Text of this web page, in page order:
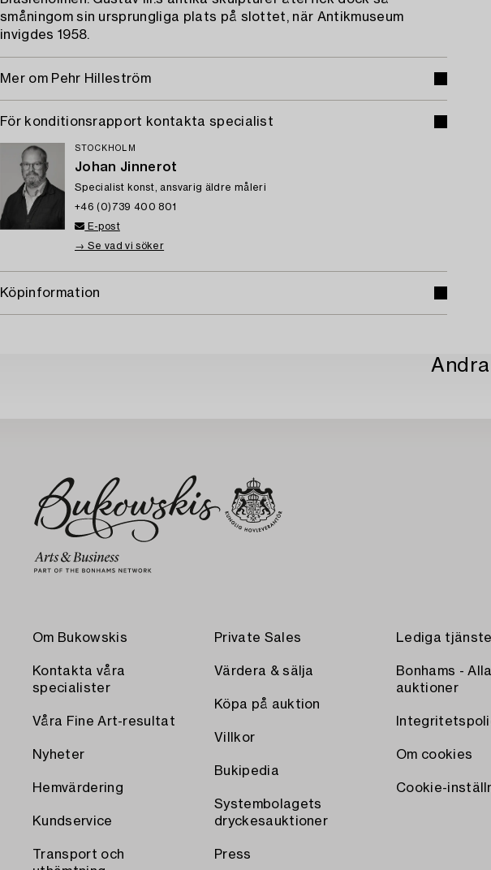
småningom sin ursprungliga plats på slottet, när Antikmuseum
invigdes 1958.
Mer om Pehr Hilleström
För konditionsrapport kontakta specialist
STOCKHOLM
Johan Jinnerot
Specialist konst, ansvarig äldre måleri
+46 (0)739 400 801
E-post
→ Se vad vi söker
Köpinformation
Om Bukowskis
Kontakta våra
specialister
Våra Fine Art-resultat
Nyheter
Hemvärdering
Kundservice
Transport och
Private Sales
Värdera & sälja
Köpa på auktion
Villkor
Bukipedia
Systembolagets
dryckesauktioner
Press
Lediga
Bonhams - Alla
auktioner
Om cookies
Cookie-